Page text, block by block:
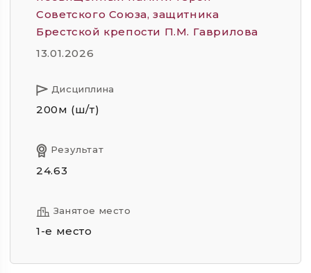
Советского Союза, защитника
Брестской крепости П.М. Гаврилова
13.01.2026
Дисциплина
200м (ш/т)
Результат
24.63
Занятое место
1-е место